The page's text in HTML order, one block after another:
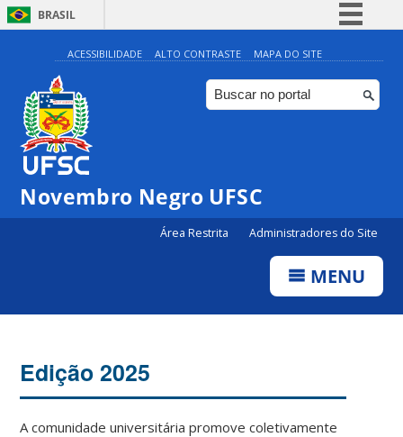
BRASIL
Simplifique!
Comunica BR
Participe
ACESSIBILIDADE ALTO CONTRASTE MAPA DO SITE
Novembro Negro UFSC
Área Restrita Administradores do Site
MENU
Edição 2025
A comunidade universitária promove coletivamente